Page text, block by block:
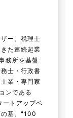
ー。税理士
た連続起業
務所を基盤
士・行政書
業・専門家
ンである
ートアップベ
の基、"100